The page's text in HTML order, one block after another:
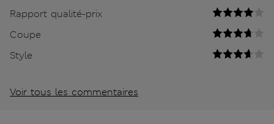
Rapport qualité-prix
Coupe
Style
Voir tous les commentaires